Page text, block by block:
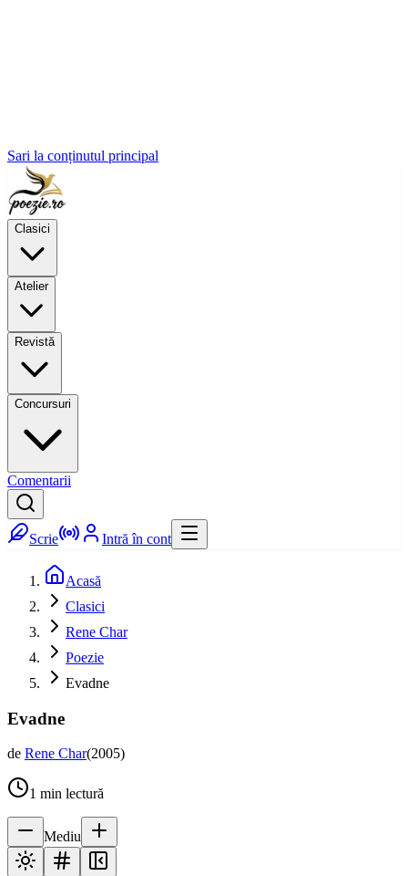
Sari la conținutul principal
Clasici
Atelier
Revistă
Concursuri
Comentarii
Scrie Intră în cont
Acasă
Clasici
Rene Char
Poezie
Evadne
Evadne
de Rene Char(2005)
1 min lectură
Mediu